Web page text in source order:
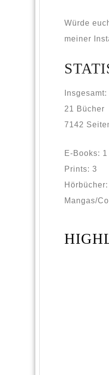
Würde
meiner
Insgesamt:
21 Bücher
7142
E-Books: 1
Prints: 3
Mangas/